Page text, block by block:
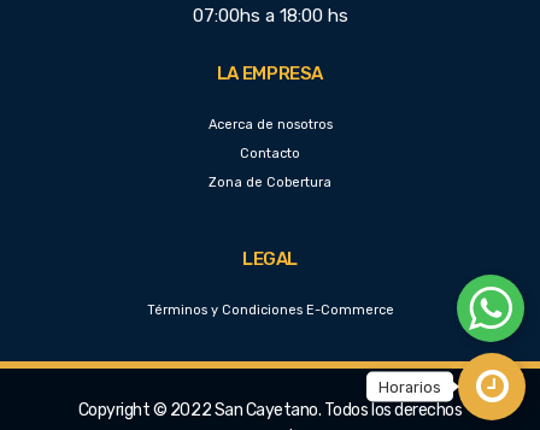
07:00hs a 18:00 hs
LA EMPRESA
Acerca de nosotros
Contacto
Zona de Cobertura
LEGAL
Términos y Condiciones E-Commerce
Copyright © 2022 San Cayetano. Todos los derechos